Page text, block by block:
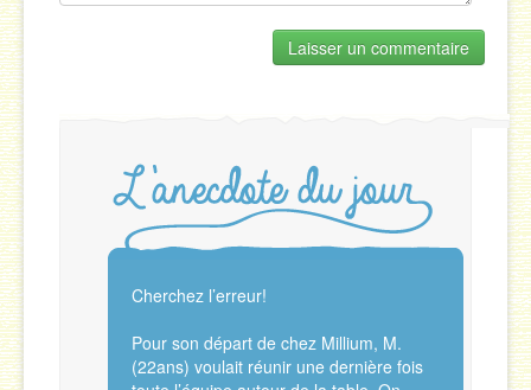
Cherchez l’erreur!
Pour son départ de chez Millium, M.
(22ans) voulait réunir une dernière fois